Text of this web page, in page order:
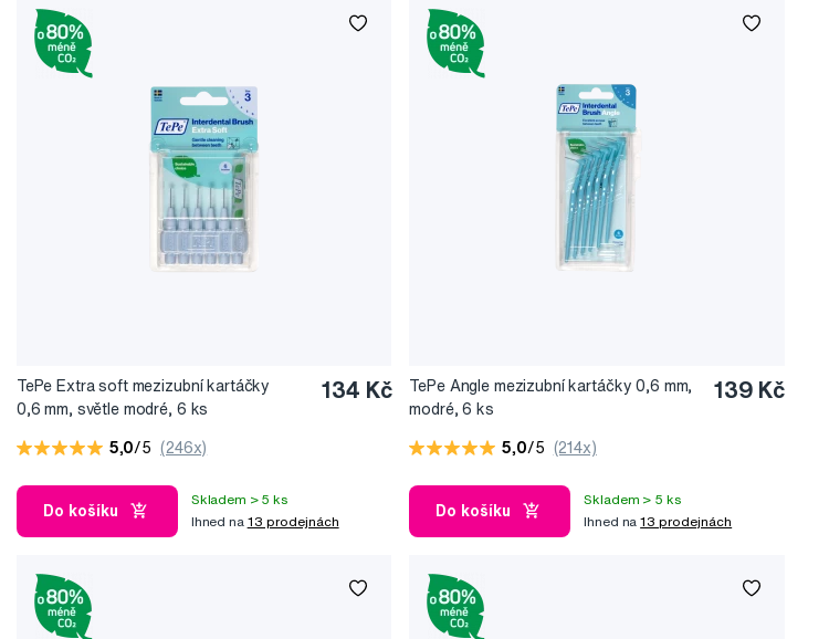
TePe Extra soft mezizubní kartáčky
0,6 mm, světle modré, 6 ks
134 Kč
5,0/5 (246x)
Do košíku
Skladem > 5 ks
Ihned na 13 prodejnách
TePe Angle mezizubní kartáčky 0,6 mm,
modré, 6 ks
139 Kč
5,0/5 (214x)
Do košíku
Skladem > 5 ks
Ihned na13 prodejnách